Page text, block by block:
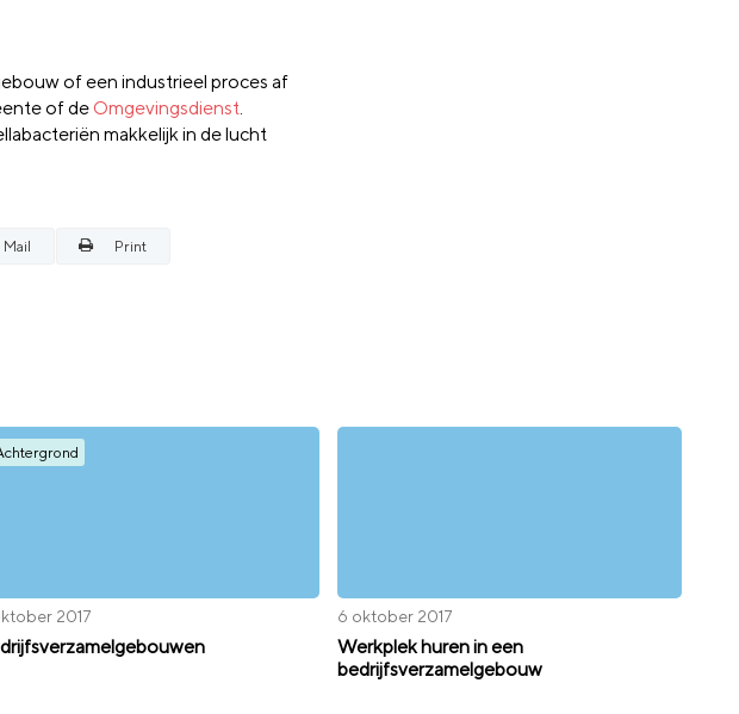
of een industrieel proces af
of de Omgevingsdienst
makkelijk in de lucht
Mail Print
2017 6 oktober 2017
Werkplek huren in een
bedrijfsverzamelgebouw